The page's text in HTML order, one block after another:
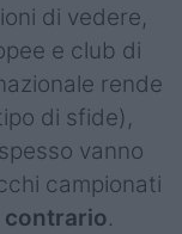
di vedere,
e club di
rende
di sfide),
vanno
campionati
contrario.